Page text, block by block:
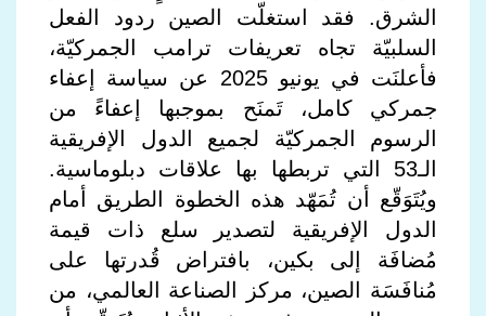
الشرق. فقد استغلّت الصين ردود الفعل
السلبيّة تجاه تعريفات ترامب الجمركيّة،
فأعلنَت في يونيو 2025 عن سياسة إعفاء
جمركي كامل، تَمنَح بموجبها إعفاءً من
الرسوم الجمركيّة لجميع الدول الإفريقية
الـ53 التي تربطها بها علاقات دبلوماسية.
ويُتَوَقّع أن تُمَهّد هذه الخطوة الطريق أمام
الدول الإفريقية لتصدير سلع ذات قيمة
مُضافَة إلى بكين، بافتراض قُدرتها على
مُنافَسَة الصين، مركز الصناعة العالمي، من